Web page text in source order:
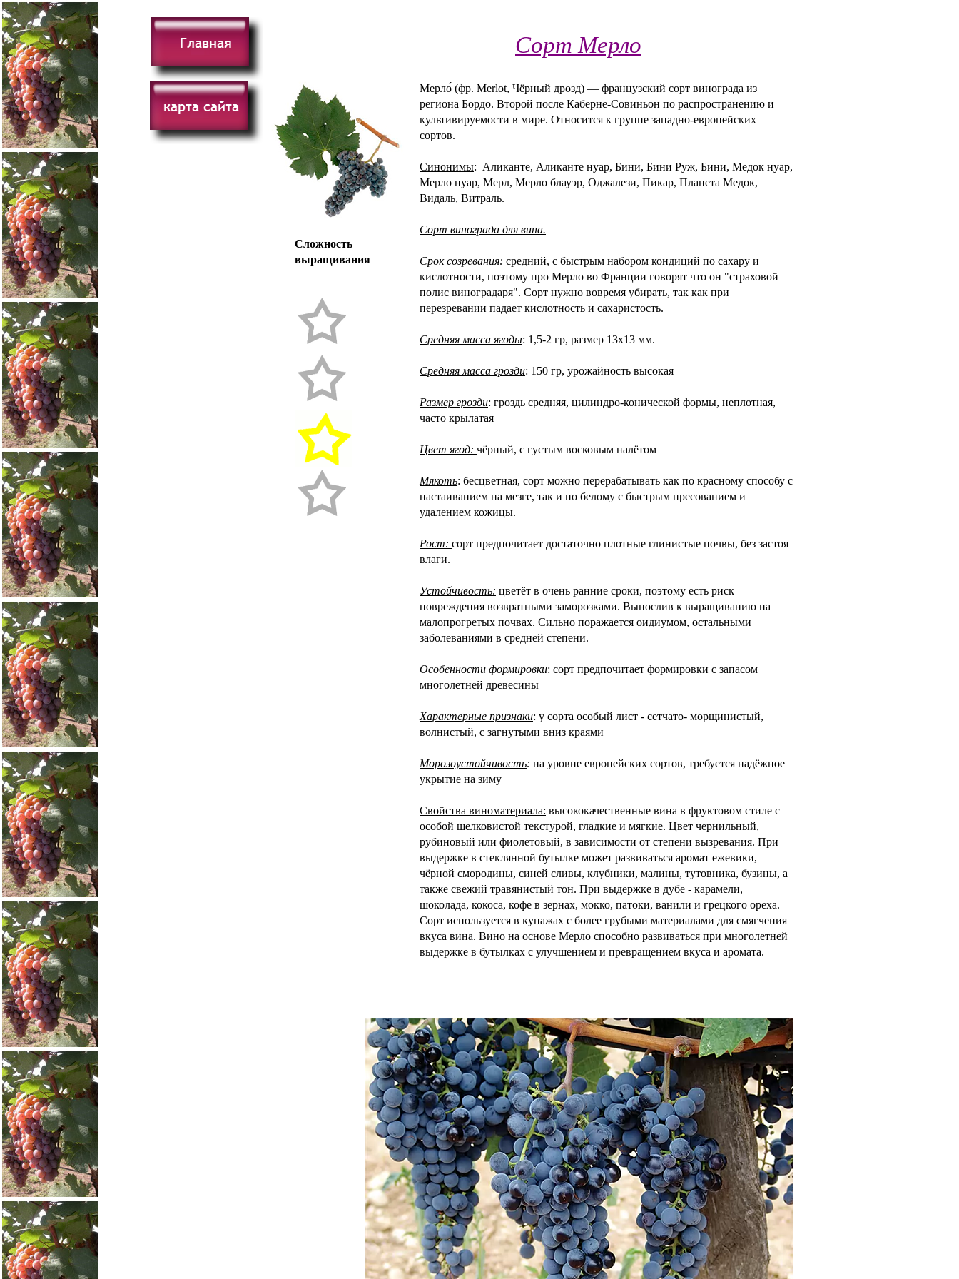
Сорт Мерло
Сложность
выращивания
Мерло́ (фр. Merlot, Чёрный дрозд) — французский сорт винограда из
региона Бордо. Второй после Каберне-Совиньон по распространению и
культивируемости в мире. Относится к группе западно-европейских
сортов.
Синонимы: Аликанте, Аликанте нуар, Бини, Бини Руж, Бини, Медок нуар,
Мерло нуар, Мерл, Мерло блауэр, Оджалези, Пикар, Планета Медок,
Видаль, Витраль.
Сорт винограда для вина.
Срок созревания: средний, с быстрым набором кондиций по сахару и
кислотности, поэтому про Мерло во Франции говорят что он "страховой
полис виноградаря". Сорт нужно вовремя убирать, так как при
перезревании падает кислотность и сахаристость.
Средняя масса ягоды: 1,5-2 гр, размер 13х13 мм.
Средняя масса грозди: 150 гр, урожайность высокая
Размер грозди: гроздь средняя, цилиндро-конической формы, неплотная,
часто крылатая
Цвет ягод: чёрный, с густым восковым налётом
Мякоть: бесцветная, сорт можно перерабатывать как по красному способу с
настаиванием на мезге, так и по белому с быстрым пресованием и
удалением кожицы.
Рост: сорт предпочитает достаточно плотные глинистые почвы, без застоя
влаги.
Устойчивость: цветёт в очень ранние сроки, поэтому есть риск
повреждения возвратными заморозками. Вынослив к выращиванию на
малопрогретых почвах. Сильно поражается оидиумом, остальными
заболеваниями в средней степени.
Особенности формировки: сорт предпочитает формировки с запасом
многолетней древесины
Характерные признаки: у сорта особый лист - сетчато- морщинистый,
волнистый, с загнутыми вниз краями
Морозоустойчивость: на уровне европейских сортов, требуется надёжное
укрытие на зиму
Свойства виноматериала: высококачественные вина в фруктовом стиле с
особой шелковистой текстурой, гладкие и мягкие. Цвет чернильный,
рубиновый или фиолетовый, в зависимости от степени вызревания. При
выдержке в стеклянной бутылке может развиваться аромат ежевики,
чёрной смородины, синей сливы, клубники, малины, тутовника, бузины, а
также свежий травянистый тон. При выдержке в дубе - карамели,
шоколада, кокоса, кофе в зернах, мокко, патоки, ванили и грецкого ореха.
Сорт используется в купажах с более грубыми материалами для смягчения
вкуса вина. Вино на основе Мерло способно развиваться при многолетней
выдержке в бутылках с улучшением и превращением вкуса и аромата.